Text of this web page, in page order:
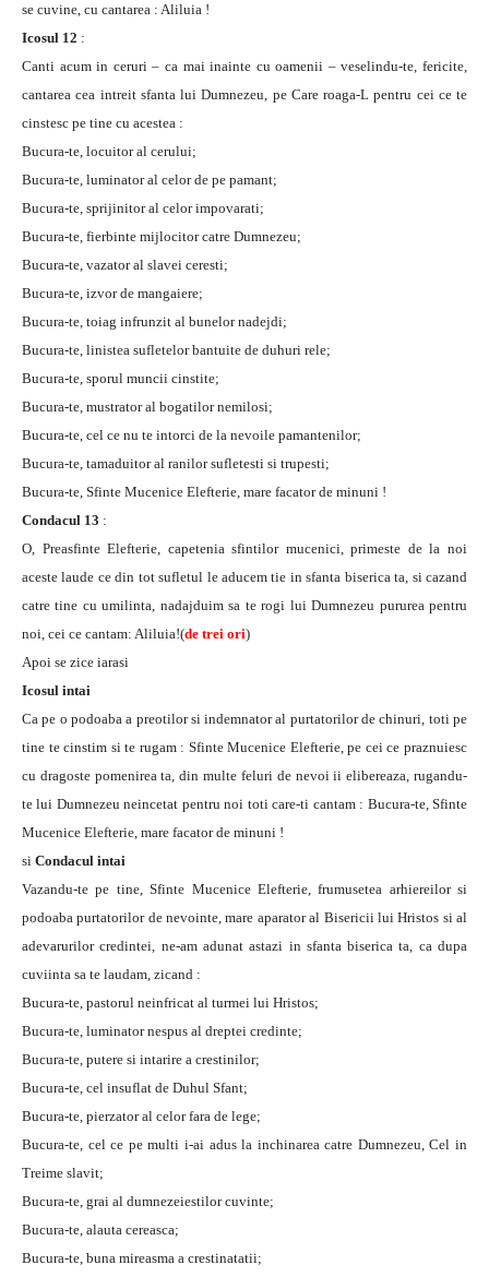
se cuvine, cu cantarea : Aliluia !
Icosul 12 :
Canti acum in ceruri – ca mai inainte cu oamenii – veselindu-te, fericite,
cantarea cea intreit sfanta lui Dumnezeu, pe Care roaga-L pentru cei ce te
cinstesc pe tine cu acestea :
Bucura-te, locuitor al cerului;
Bucura-te, luminator al celor de pe pamant;
Bucura-te, sprijinitor al celor impovarati;
Bucura-te, fierbinte mijlocitor catre Dumnezeu;
Bucura-te, vazator al slavei ceresti;
Bucura-te, izvor de mangaiere;
Bucura-te, toiag infrunzit al bunelor nadejdi;
Bucura-te, linistea sufletelor bantuite de duhuri rele;
Bucura-te, sporul muncii cinstite;
Bucura-te, mustrator al bogatilor nemilosi;
Bucura-te, cel ce nu te intorci de la nevoile pamantenilor;
Bucura-te, tamaduitor al ranilor sufletesti si trupesti;
Bucura-te, Sfinte Mucenice Elefterie, mare facator de minuni !
Condacul 13 :
O, Preasfinte Elefterie, capetenia sfintilor mucenici, primeste de la noi
aceste laude ce din tot sufletul le aducem tie in sfanta biserica ta, si cazand
catre tine cu umilinta, nadajduim sa te rogi lui Dumnezeu pururea pentru
noi, cei ce cantam: Aliluia!(de trei ori)
Apoi se zice iarasi
Icosul intai
Ca pe o podoaba a preotilor si indemnator al purtatorilor de chinuri, toti pe
tine te cinstim si te rugam : Sfinte Mucenice Elefterie, pe cei ce praznuiesc
cu dragoste pomenirea ta, din multe feluri de nevoi ii elibereaza, rugandu-
te lui Dumnezeu neincetat pentru noi toti care-ti cantam : Bucura-te, Sfinte
Mucenice Elefterie, mare facator de minuni !
si Condacul intai
Vazandu-te pe tine, Sfinte Mucenice Elefterie, frumusetea arhiereilor si
podoaba purtatorilor de nevointe, mare aparator al Bisericii lui Hristos si al
adevarurilor credintei, ne-am adunat astazi in sfanta biserica ta, ca dupa
cuviinta sa te laudam, zicand :
Bucura-te, pastorul neinfricat al turmei lui Hristos;
Bucura-te, luminator nespus al dreptei credinte;
Bucura-te, putere si intarire a crestinilor;
Bucura-te, cel insuflat de Duhul Sfant;
Bucura-te, pierzator al celor fara de lege;
Bucura-te, cel ce pe multi i-ai adus la inchinarea catre Dumnezeu, Cel in
Treime slavit;
Bucura-te, grai al dumnezeiestilor cuvinte;
Bucura-te, alauta cereasca;
Bucura-te, buna mireasma a crestinatatii;